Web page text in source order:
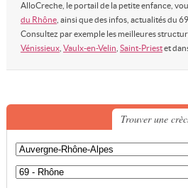
AlloCreche, le portail de la petite enfance,
du Rhône, ainsi que des infos, actualités du
Consultez par exemple les meilleures
Vénissieux, Vaulx-en-Velin Saint-Priestet
Trouver une